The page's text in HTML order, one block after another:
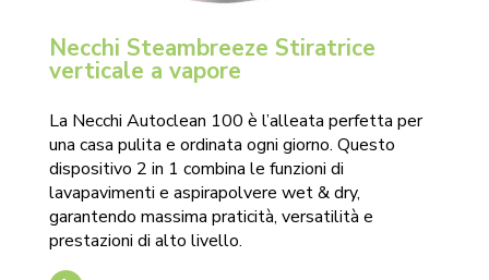
Necchi Steambreeze Stiratrice
verticale a vapore
La Necchi Autoclean 100 è l’alleata perfetta per
una casa pulita e ordinata ogni giorno. Questo
dispositivo 2 in 1 combina le funzioni di
lavapavimenti e aspirapolvere wet & dry,
garantendo massima praticità, versatilità e
prestazioni di alto livello.